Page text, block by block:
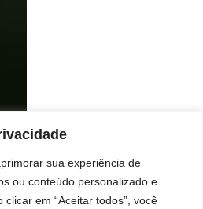
sua experiência de
ou conteúdo personalizado e
em “Aceitar todos”, você